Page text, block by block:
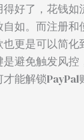
好了，花钱如
如。而注册和
更是可以简化
避免触发风控
能解锁PayPal